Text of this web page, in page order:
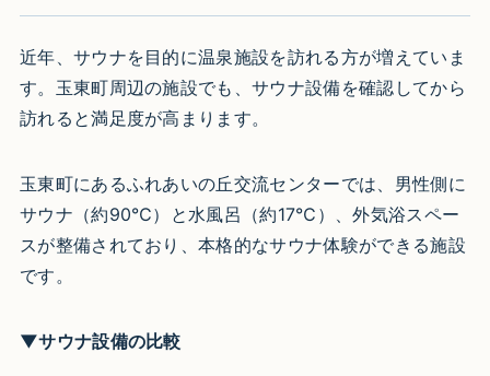
近年、サウナを目的に温泉施設を訪れる方が増えていま
す。玉東町周辺の施設でも、サウナ設備を確認してから
訪れると満足度が高まります。
玉東町にあるふれあいの丘交流センターでは、男性側に
サウナ（約90℃）と水風呂（約17℃）、外気浴スペー
スが整備されており、本格的なサウナ体験ができる施設
です。
▼サウナ設備の比較